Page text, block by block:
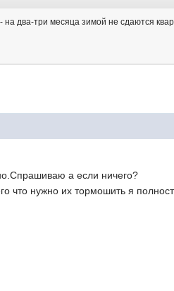
на два-три месяца зимой не сдаются
а если ничего?
что нужно их тормошить я